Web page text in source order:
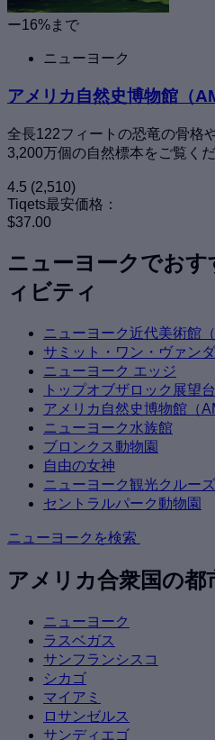
ー16%まで
ニューヨーク
アメリカ自然史博物館（
全長122フィートの恐竜の骨格
3,200万個の自然標本をご覧くだ
4.5 (2,510)
Tiqets最安価格：
$37.00
ニューヨークでお
ィビティ
ニューヨーク近代美術館（
サミット・ワン・ヴァン
ニューヨーク エッジ
トップオブザロック展望台
アメリカ自然史博物館（
ニューヨーク水族館
ブロンクス動物園
自由の女神
ニューヨーク観光クルーズ
セントラルパーク動物園
ニューヨークを検索
アメリカ合衆国の都
ニューヨーク
ラスベガス
サンフランシスコ
シカゴ
マイアミ
ロサンゼルス
サンディエゴ